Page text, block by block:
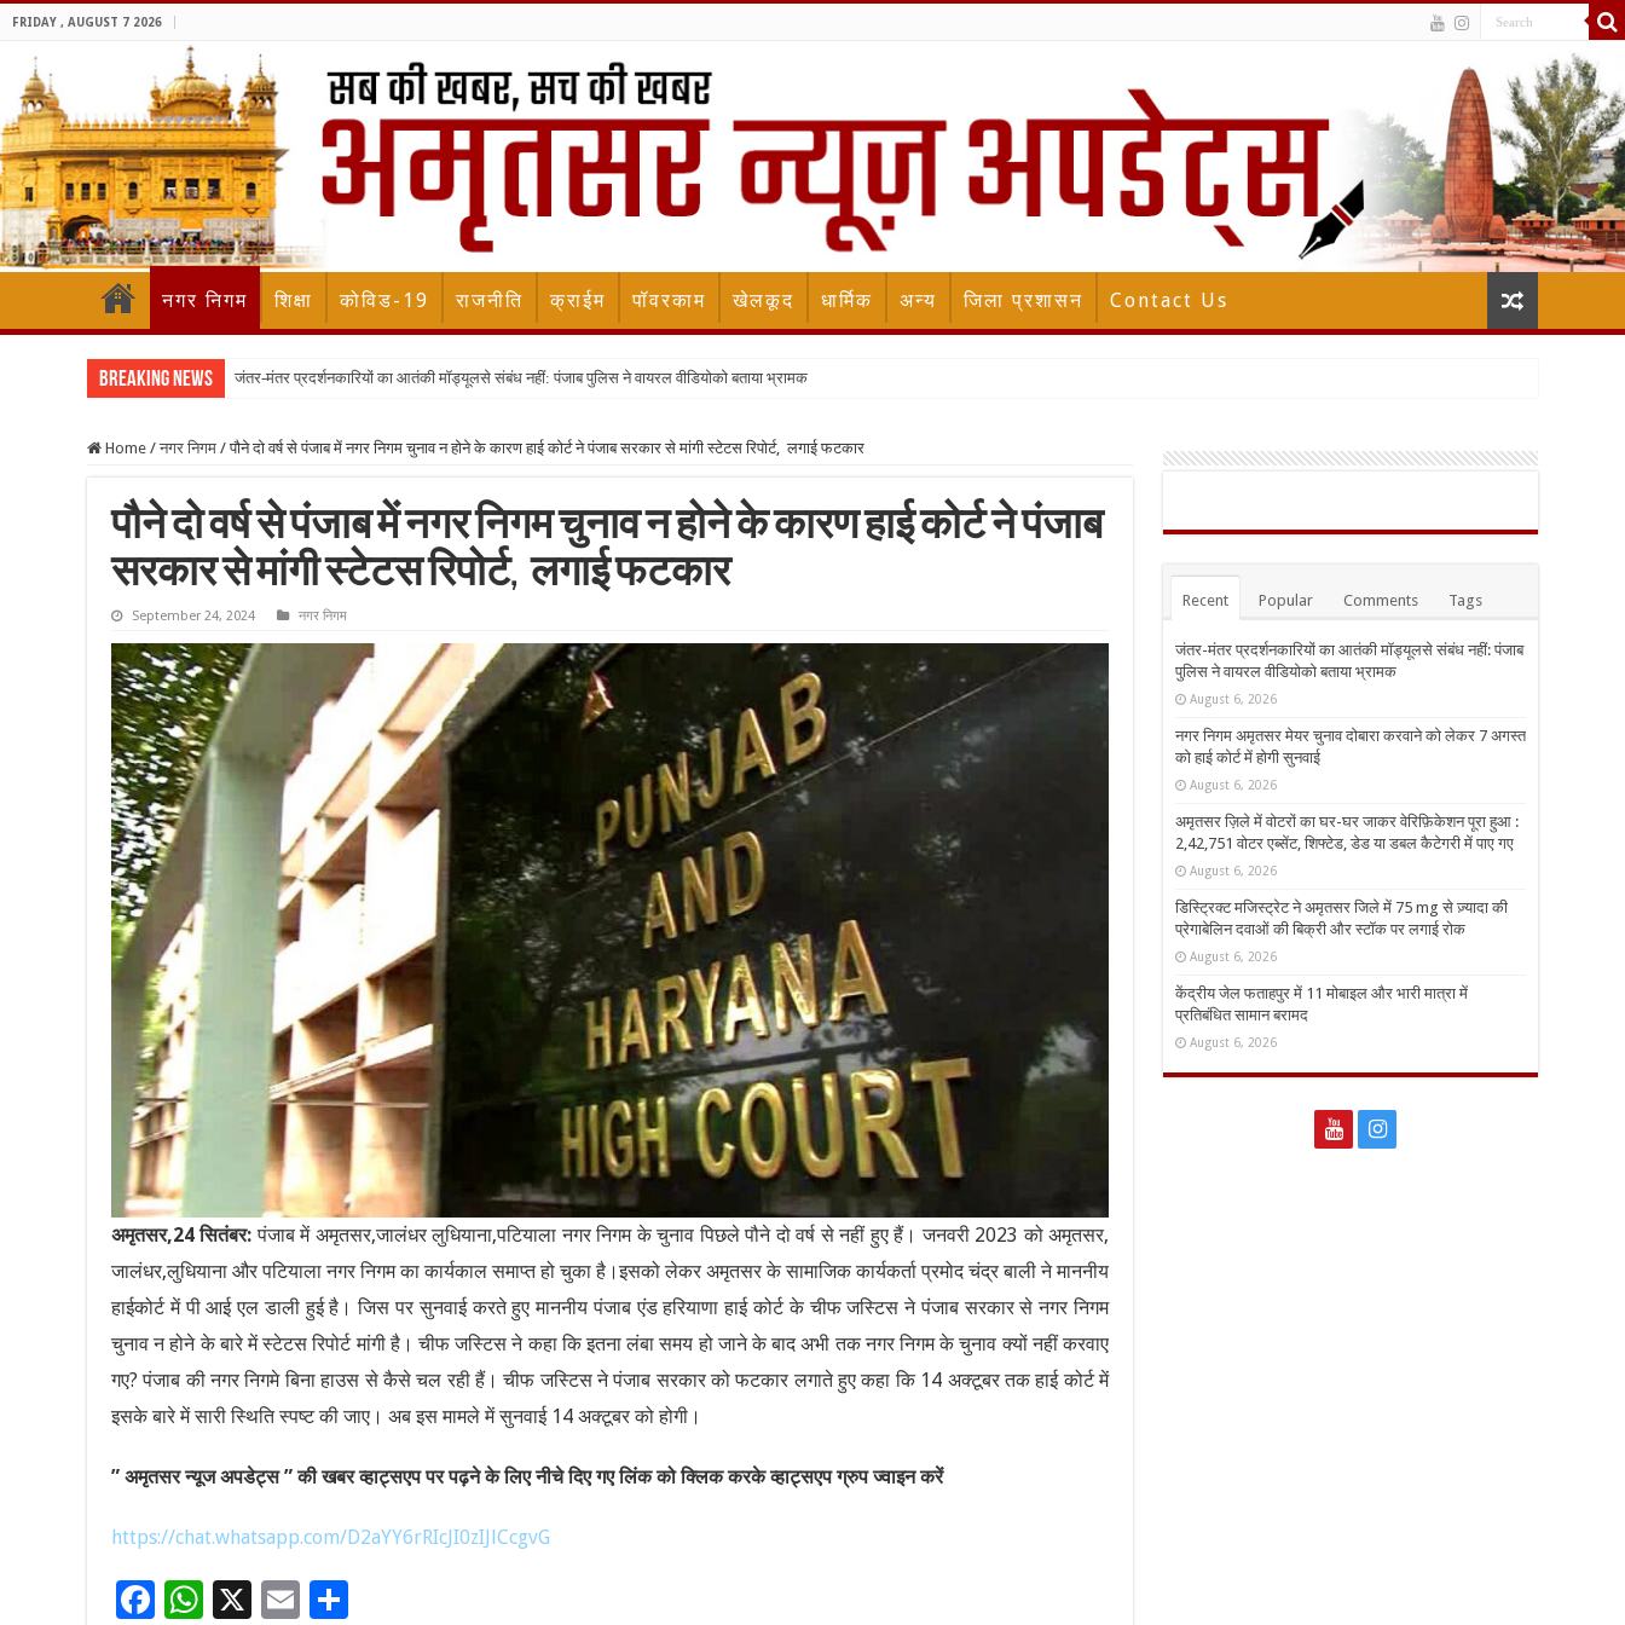
FRIDAY , AUGUST 7 2026
नगर निगम शिक्षा कोविड-19 राजनीति क्राईम पॉवरकाम खेलकूद धार्मिक अन्य जिला प्रशासन Contact Us
Breaking News जंतर-मंतर प्रदर्शनकारियों का आतंकी मॉड्यूलसे संबंध नहीं: पंजाब पुलिस ने वायरल वीडियोको बताया भ्रामक
Home / नगर निगम / पौने दो वर्ष से पंजाब में नगर निगम चुनाव न होने के कारण हाई कोर्ट ने पंजाब सरकार से मांगी स्टेटस रिपोर्ट, लगाई फटकार
पौने दो वर्ष से पंजाब में नगर निगम चुनाव न होने के कारण हाई कोर्ट ने पंजाब
सरकार से मांगी स्टेटस रिपोर्ट, लगाई फटकार
September 24, 2024 नगर निगम
अमृतसर,24 सितंबर: पंजाब में अमृतसर,जालंधर लुधियाना,पटियाला नगर निगम के चुनाव पिछले पौने दो वर्ष से नहीं हुए हैं। जनवरी 2023 को अमृतसर,
जालंधर,लुधियाना और पटियाला नगर निगम का कार्यकाल समाप्त हो चुका है।इसको लेकर अमृतसर के सामाजिक कार्यकर्ता प्रमोद चंद्र बाली ने माननीय
हाईकोर्ट में पी आई एल डाली हुई है। जिस पर सुनवाई करते हुए माननीय पंजाब एंड हरियाणा हाई कोर्ट के चीफ जस्टिस ने पंजाब सरकार से नगर निगम
चुनाव न होने के बारे में स्टेटस रिपोर्ट मांगी है। चीफ जस्टिस ने कहा कि इतना लंबा समय हो जाने के बाद अभी तक नगर निगम के चुनाव क्यों नहीं करवाए
गए? पंजाब की नगर निगमे बिना हाउस से कैसे चल रही हैं। चीफ जस्टिस ने पंजाब सरकार को फटकार लगाते हुए कहा कि 14 अक्टूबर तक हाई कोर्ट में
इसके बारे में सारी स्थिति स्पष्ट की जाए। अब इस मामले में सुनवाई 14 अक्टूबर को होगी।
” अमृतसर न्यूज अपडेट्स ” की खबर व्हाट्सएप पर पढ़ने के लिए नीचे दिए गए लिंक को क्लिक करके व्हाट्सएप ग्रुप ज्वाइन करें
https://chat.whatsapp.com/D2aYY6rRIcJI0zIJlCcgvG
F
W X
E
Recent Popular Comments Tags
जंतर-मंतर प्रदर्शनकारियों का आतंकी मॉड्यूलसे संबंध नहीं: पंजाब
पुलिस ने वायरल वीडियोको बताया भ्रामक
August 6, 2026
नगर निगम अमृतसर मेयर चुनाव दोबारा करवाने को लेकर 7 अगस्त
को हाई कोर्ट में होगी सुनवाई
August 6, 2026
अमृतसर ज़िले में वोटरों का घर-घर जाकर वेरिफ़िकेशन पूरा हुआ :
2,42,751 वोटर एब्सेंट, शिफ्टेड, डेड या डबल कैटेगरी में पाए गए
August 6, 2026
डिस्ट्रिक्ट मजिस्ट्रेट ने अमृतसर जिले में 75 mg से ज़्यादा की
प्रेगाबेलिन दवाओं की बिक्री और स्टॉक पर लगाई रोक
August 6, 2026
केंद्रीय जेल फताहपुर में 11 मोबाइल और भारी मात्रा में
प्रतिबंधित सामान बरामद
August 6, 2026